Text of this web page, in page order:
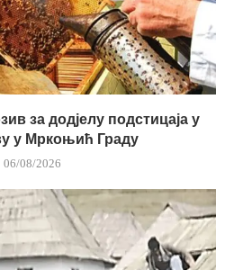
за додјелу подстицаја у
у Мркоњић Граду
06/08/2026